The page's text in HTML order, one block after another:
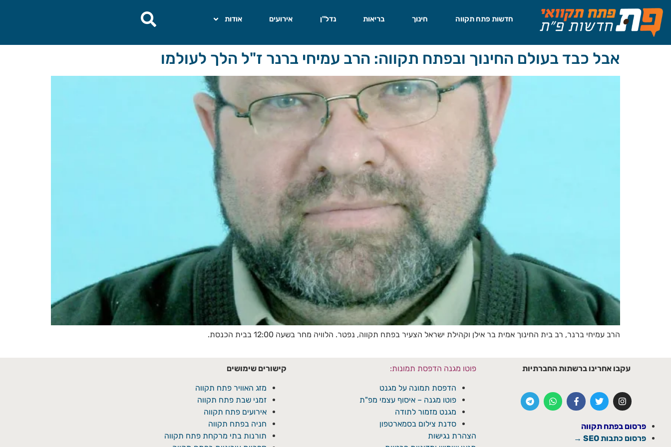
לתוכן
חדשות פתח תקווה חינוך בריאות נדל"ן אירועים אודות
אבל כבד בעולם החינוך ובפתח תקווה: הרב עמיחי ברנר ז"ל הלך לעולמו
הרב עמיחי ברנר, רב בית החינוך אמית בר אילן וקהילת ישראל הצעיר בפתח תקווה, נפטר. הלוויה מחר בשעה 12:00 בבית הכנסת.
עקבו אחרינו ברשתות החברתיות
פרסום בפתח תקווה
פרסום כתבות SEO →
פוטו מגנה הדפסת תמונות:
הדפסת תמונה על מגנט
פוטו מגנה – איסוף עצמי מפ"ת
מגנט מזמור לתודה
סדנת צילום בסמארטפון
הצהרת נגישות
קישורים שימושים
מזג האוויר פתח תקווה
זמני שבת פתח תקווה
אירועים פתח תקווה
חניה בפתח תקווה
תורנות בתי מרקחת פתח תקווה